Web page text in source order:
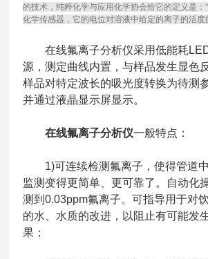
的技术，纯粹化学与应用化学协会给它的定义是：
化学传感器，它的电位对溶液中给定的离子的活度
在线氟离子分析仪采用低能耗
源，测定曲线内置，与样品发生显色
样品对特定波长的吸光度转换为待测
并通过液晶显示屏显示。
在线氟离子分析仪一般特点：
1)可连续检测氟离子，使得管道
监测变得更简单、更可靠了。自动化
测到0.03ppm氟离子。可指导用于对
的水、水质的改进，以阻止有可能发
果；